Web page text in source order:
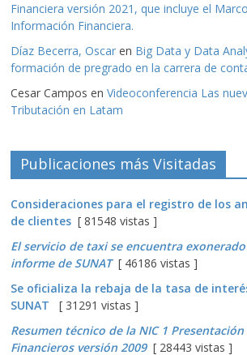
Financiera versión 2021, que incluye el
Información Financiera.
Díaz Becerra, Oscar en Big Data y Data
formación de pregrado en la carrera de
Cesar Campos enVideoconferencia Las
Tributación en Latam
Publicaciones más Visitadas
Consideraciones para el registro de los
de clientes [ 81548 vistas ]
El servicio de taxi se encuentra
informe de SUNAT[ 46186 vistas ]
Se oficializa la rebaja de la tasa de
SUNAT
[ 31291 vistas ]
Resumen técnico de la NIC 1
Financieros versión 2009[ 28443 vistas ]